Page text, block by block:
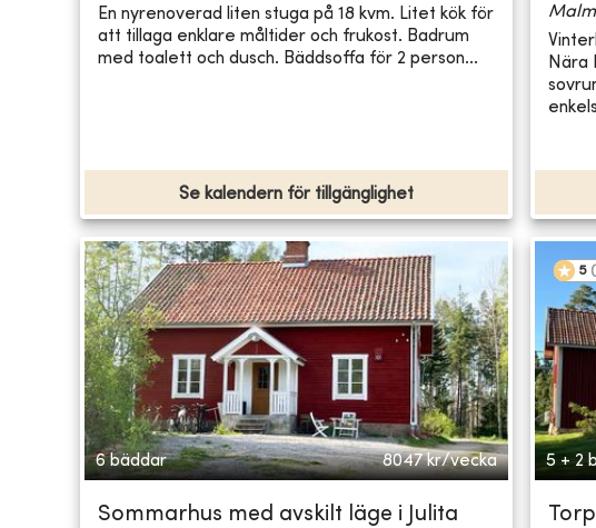
En nyrenoverad liten stuga på 18 kvm. Litet kök för
att tillaga enklare måltider och frukost. Badrum
med toalett och dusch. Bäddsoffa för 2 person...
Se kalendern för tillgänglighet
Nära
6 bäddar 8047 kr/vecka
Sommarhus med avskilt läge i Julita
5 (
5 + 2